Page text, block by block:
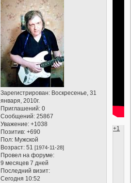
Зарегистрирован: Воскресенье, 31
января, 2010г.
Приглашений: 0
Сообщений: 25867
Уважение: +1038
Позитив: +690
Пол: Мужской
Возраст: 51[1974-11-28]
Провел на форуме:
9 месяцев 7 дней
Последний визит:
Сегодня 10:52
+1